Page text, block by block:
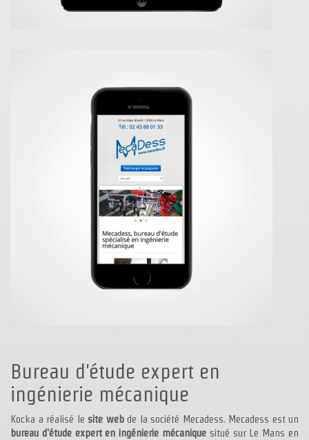
Bureau d'étude expert en
ingénierie mécanique
Kocka a réalisé le site webde la société Mecadess. Mecadess est un
bureau d'étude expert en ingénierie mécanique situé sur Le Mans en